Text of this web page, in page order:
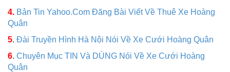
4. Bản Tin Yahoo.Com Đăng Bài Viết Về Thuê Xe Hoàng
Quân
5. Đài Truyền Hình Hà Nội Nói Về Xe Cưới Hoàng Quân
6. Chuyên Mục TIN Và DÙNG Nói Về Xe Cưới Hoàng
Quân